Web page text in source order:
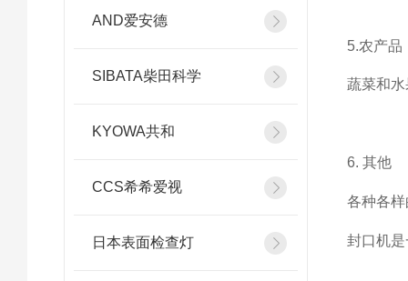
AND爱安德
SIBATA柴田科学
KYOWA共和
CCS希希爱视
日本表面检查灯
5.农产品
蔬菜和
6. 其他
各种各
封口机